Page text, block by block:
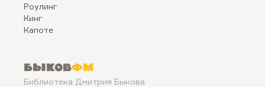
Роулинг
Кинг
Капоте
БыковФМ
Библиотека Дмитрия Быкова